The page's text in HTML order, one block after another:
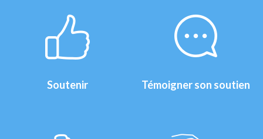
Soutenir Témoigner son soutien